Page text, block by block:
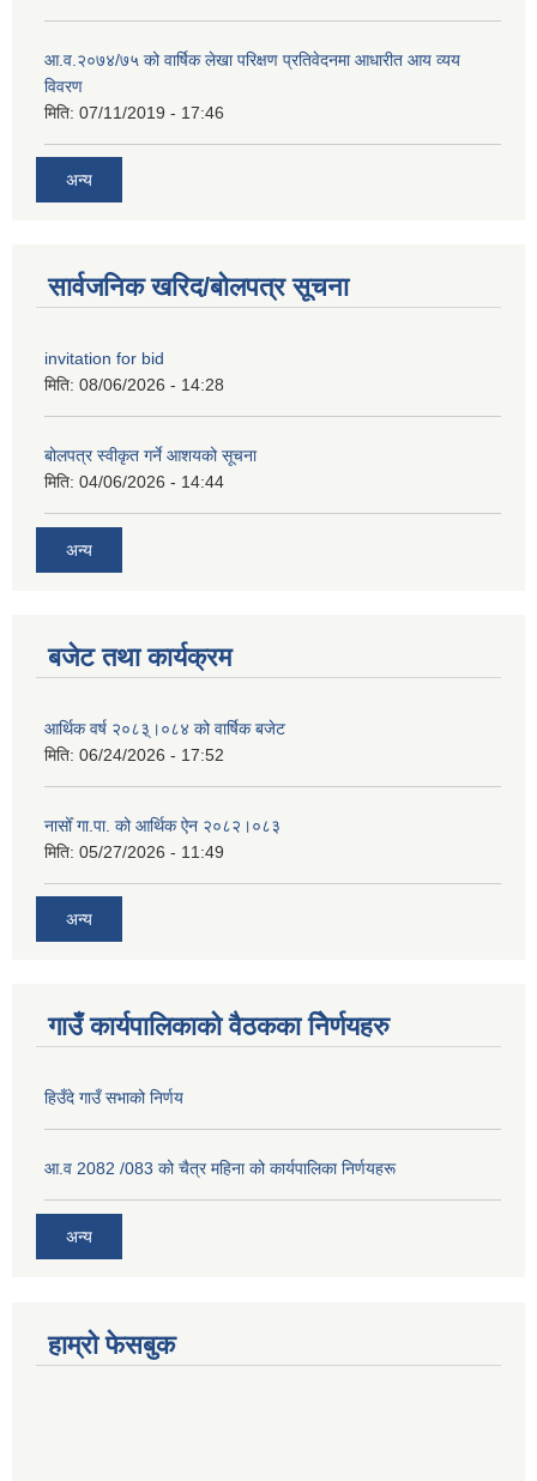
आ.व.२०७४/७५ को वार्षिक लेखा परिक्षण प्रतिवेदनमा आधारीत आय व्यय
विवरण
मिति: 07/11/2019 - 17:46
अन्य
सार्वजनिक खरिद/बोलपत्र सूचना
invitation for bid
मिति: 08/06/2026 - 14:28
बोलपत्र स्वीकृत गर्ने आशयको सूचना
मिति: 04/06/2026 - 14:44
अन्य
बजेट तथा कार्यक्रम
आर्थिक वर्ष २०८३्।०८४ को वार्षिक बजेट
मिति: 06/24/2026 - 17:52
नासोँ गा.पा. को आर्थिक ऐन २०८२।०८३
मिति: 05/27/2026 - 11:49
अन्य
गाउँ कार्यपालिकाको वैठकका निेर्णयहरु
हिउँदे गाउँ सभाको निर्णय
आ.व 2082 /083 को चैत्र महिना को कार्यपालिका निर्णयहरू
अन्य
हाम्रो फेसबुक